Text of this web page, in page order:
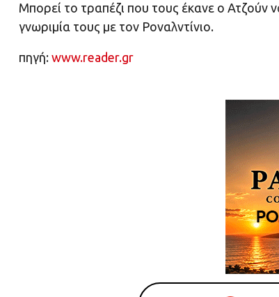
Μπορεί το τραπέζι που τους έκανε ο Ατζούν
γνωριμία τους με τον Ροναλντίνιο.
πηγή: www.reader.gr